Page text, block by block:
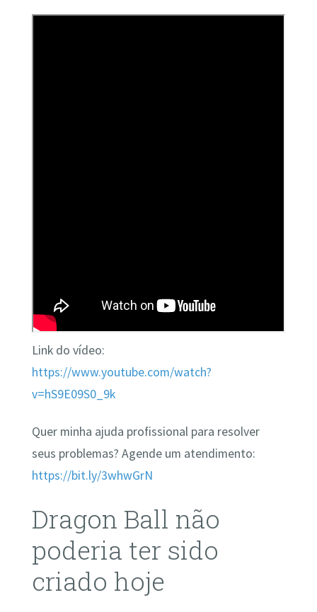
Link do vídeo:
https://www.youtube.com/watch?
v=hS9E09S0_9k
Quer minha ajuda profissional para resolver
seus problemas? Agende um atendimento:
https://bit.ly/3whwGrN
Dragon Ball não
poderia ter sido
criado hoje